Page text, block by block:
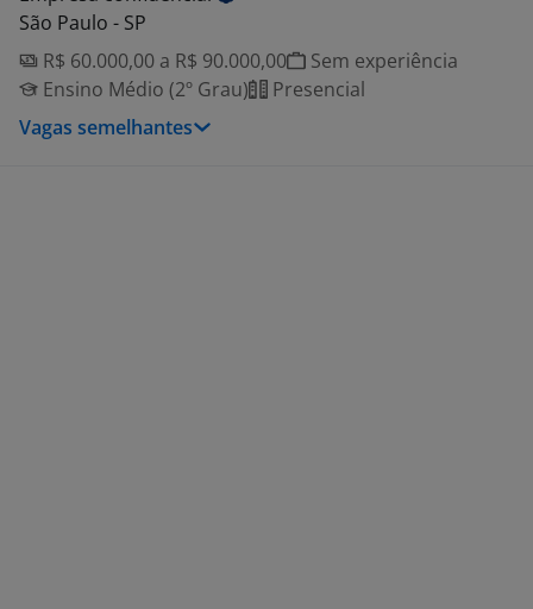
São Paulo - SP
R$ 60.000,00 a R$ 90.000,00
Sem experiência
Ensino Médio (2º Grau)
Presencial
Vagas semelhantes